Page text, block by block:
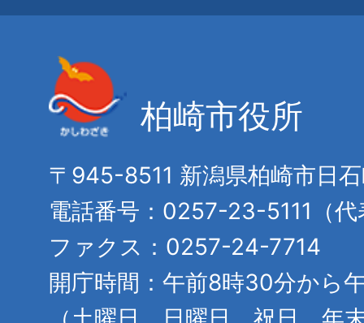
柏崎市役所
〒945-8511 新潟県柏崎市日
電話番号：0257-23-5111（代
ファクス：0257-24-7714
開庁時間：午前8時30分から